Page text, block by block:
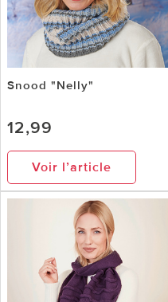
Snood "Nelly"
12,99
Voir l’article